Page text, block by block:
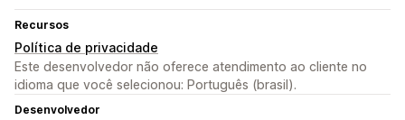
Recursos
Política de privacidade
Este desenvolvedor não oferece atendimento ao cliente no
idioma que você selecionou: Português (brasil).
Desenvolvedor